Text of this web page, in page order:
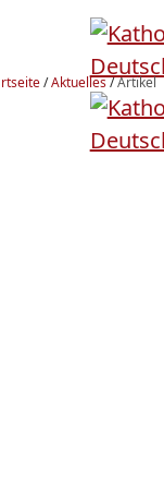
/Aktuelles/Artikel